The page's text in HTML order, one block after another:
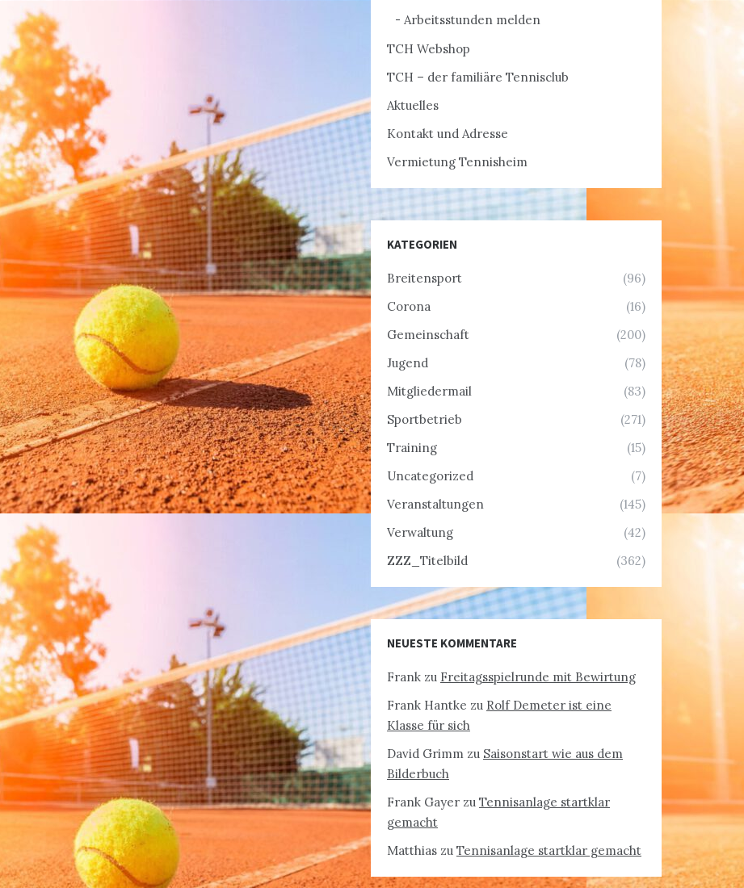
Arbeitsstunden melden
TCH Webshop
TCH – der familiäre Tennisclub
Aktuelles
Kontakt und Adresse
Vermietung Tennisheim
KATEGORIEN
Breitensport
(96)
Corona
(16)
Gemeinschaft
(200)
Jugend
(78)
Mitgliedermail
(83)
Sportbetrieb
(271)
Training
(15)
Uncategorized
(7)
Veranstaltungen
(145)
Verwaltung
(42)
ZZZ_Titelbild
(362)
NEUESTE KOMMENTARE
Frank zu Freitagsspielrunde mit Bewirtung
Frank Hantke zu Rolf Demeter ist eine
Klasse für sich
David Grimm zu Saisonstart wie aus dem
Bilderbuch
Frank Gayer zu Tennisanlage startklar
gemacht
Matthias zu Tennisanlage startklar gemacht